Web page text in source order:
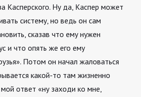
Касперского. Ну да, Каспер может
систему, но ведь он сам
сказав что ему нужен
и что опять же его ему
Потом он начал жаловаться
какой-то там жизненно
ответ «ну заходи ко мне,